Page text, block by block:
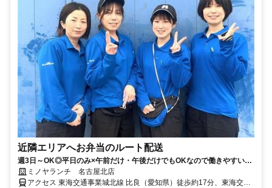
近隣エリアへお弁当のルート配送
週3日～OK◎平日のみ×午前だけ・午後だけでもOKなので働きやすい！
子育てママ多数活躍中！
ミノヤランチ 名古屋北店
アクセス 東海交通事業城北線 比良（愛知県）徒歩約17分、東海交通